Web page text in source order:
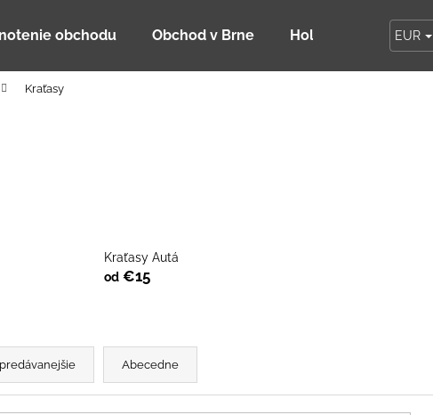
obchodu Obchod v Brne Holky DupeťačkyEUR
Kraťasy
Kraťasy Autá
od€15
Abecedne
Čo potrebujete nájsť?
LETNÁ ČIAPKA S UV 30
MODRÁ
PRUHY MODRÉ